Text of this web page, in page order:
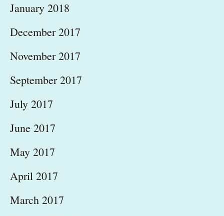
January 2018
December 2017
November 2017
September 2017
July 2017
June 2017
May 2017
April 2017
March 2017